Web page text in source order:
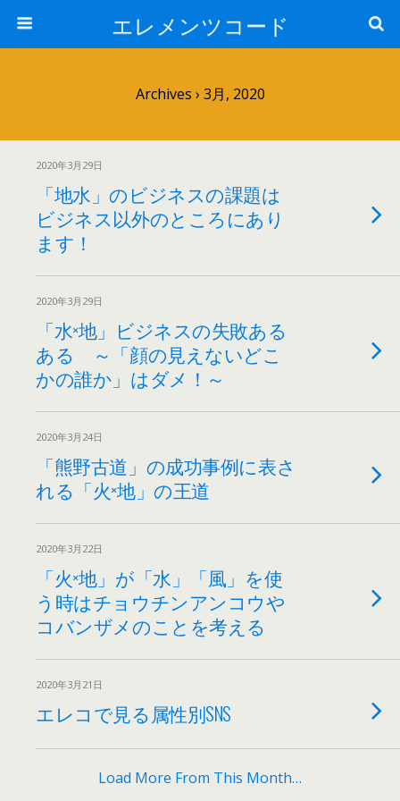
エレメンツコード
Archives › 3月, 2020
2020年3月29日
「地水」のビジネスの課題は
ビジネス以外のところにあり
ます！
2020年3月29日
「水×地」ビジネスの失敗ある
ある ～「顔の見えないどこ
かの誰か」はダメ！～
2020年3月24日
「熊野古道」の成功事例に表さ
れる「火×地」の王道
2020年3月22日
「火×地」が「水」「風」を使
う時はチョウチンアンコウや
コバンザメのことを考える
2020年3月21日
エレコで見る属性別SNS
Load More From This Month…